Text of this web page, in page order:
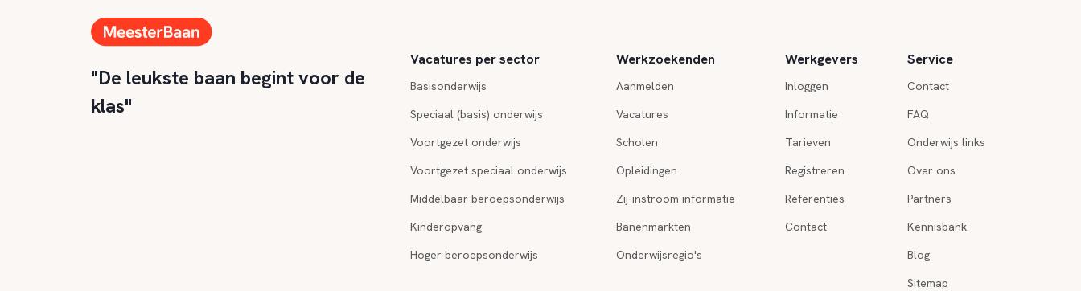
"De leukste baan begint voor de
klas"
Vacatures per sector
Basisonderwijs
Speciaal (basis) onderwijs
Voortgezet onderwijs
Voortgezet speciaal onderwijs
Middelbaar beroepsonderwijs
Kinderopvang
Hoger beroepsonderwijs
Werkzoekenden
Aanmelden
Vacatures
Scholen
Opleidingen
Zij-instroom informatie
Banenmarkten
Onderwijsregio's
Werkgevers
Inloggen
Informatie
Tarieven
Registreren
Referenties
Contact
Service
Contact
FAQ
Onderwijs links
Over ons
Partners
Kennisbank
Blog
Sitemap